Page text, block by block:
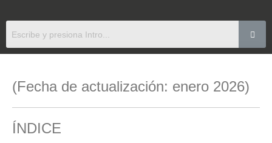
(Fecha de actualización: enero 2026)
ÍNDICE